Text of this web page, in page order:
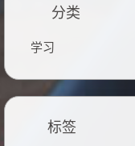
分类
学习
标签